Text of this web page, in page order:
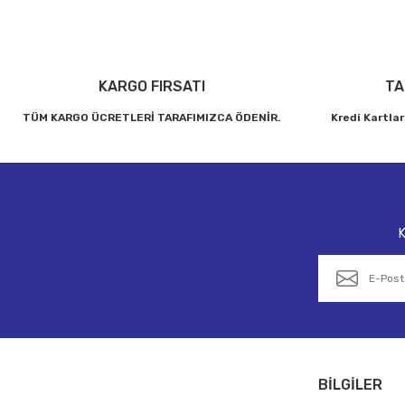
KARGO FIRSATI
TÜM KARGO ÜCRETLERİ TARAFIMIZCA ÖDENİR. Kredi
BİLGİLER